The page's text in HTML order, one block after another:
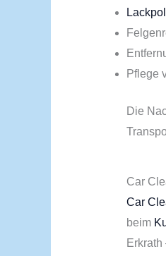
Pflege
Die
Car
Car
beim